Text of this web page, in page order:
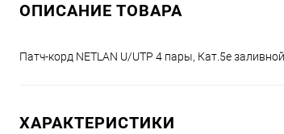
ОПИСАНИЕ ТОВАРА
Патч-корд NETLAN U/UTP 4 пары, Кат.5е
ХАРАКТЕРИСТИКИ